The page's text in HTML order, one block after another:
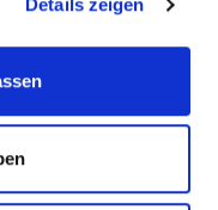
Details zeigen